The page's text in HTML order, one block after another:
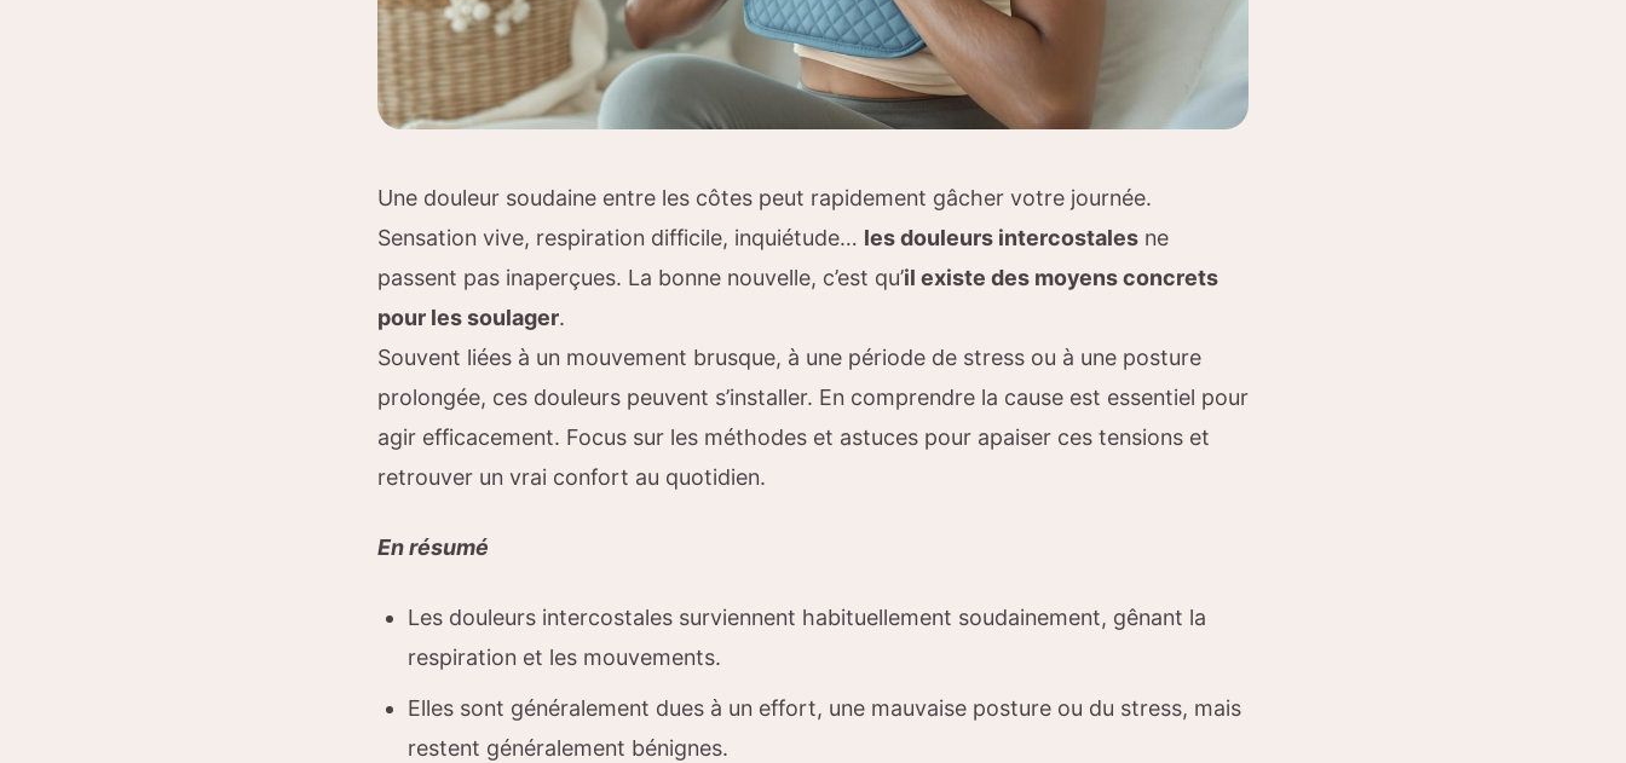
Une douleur soudaine entre les côtes peut rapidement gâcher votre journée.
Sensation vive, respiration difficile, inquiétude… les douleurs intercostales ne
passent pas inaperçues. La bonne nouvelle, c’est qu’il existe des moyens concrets
pour les soulager.
Souvent liées à un mouvement brusque, à une période de stress ou à une posture
prolongée, ces douleurs peuvent s’installer. En comprendre la cause est essentiel pour
agir efficacement. Focus sur les méthodes et astuces pour apaiser ces tensions et
retrouver un vrai confort au quotidien.
En résumé
Les douleurs intercostales surviennent habituellement soudainement, gênant la
respiration et les mouvements.
Elles sont généralement dues à un effort, une mauvaise posture ou du stress, mais
restent généralement bénignes.